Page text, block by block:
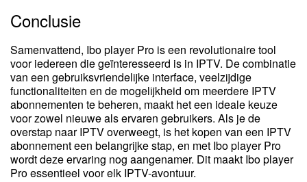
Conclusie
Samenvattend, Ibo player Pro is een revolutionaire tool
voor iedereen die geïnteresseerd is in IPTV. De combinatie
van een gebruiksvriendelijke interface, veelzijdige
functionaliteiten en de mogelijkheid om meerdere IPTV
abonnementen te beheren, maakt het een ideale keuze
voor zowel nieuwe als ervaren gebruikers. Als je de
overstap naar IPTV overweegt, is het kopen van een IPTV
abonnement een belangrijke stap, en met Ibo player Pro
wordt deze ervaring nog aangenamer. Dit maakt Ibo player
Pro essentieel voor elk IPTV-avontuur.